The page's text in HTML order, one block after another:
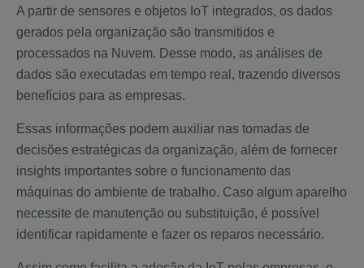
A partir de sensores e objetos IoT integrados, os dados
gerados pela organização são transmitidos e
processados na Nuvem. Desse modo, as análises de
dados são executadas em tempo real, trazendo diversos
benefícios para as empresas.
Essas informações podem auxiliar nas tomadas de
decisões estratégicas da organização, além de fornecer
insights importantes sobre o funcionamento das
máquinas do ambiente de trabalho. Caso algum aparelho
necessite de manutenção ou substituição, é possível
identificar rapidamente e fazer os reparos necessário.